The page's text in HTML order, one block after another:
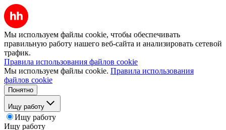
Мы используем файлы cookie, чтобы обеспечивать
правильную работу нашего веб-сайта и анализировать сетевой
трафик.
Правила использования файлов cookie
Мы используем файлы cookie. Правила использования
файлов cookie
Понятно
Ищу работу
Ищу работу
Ищу работу